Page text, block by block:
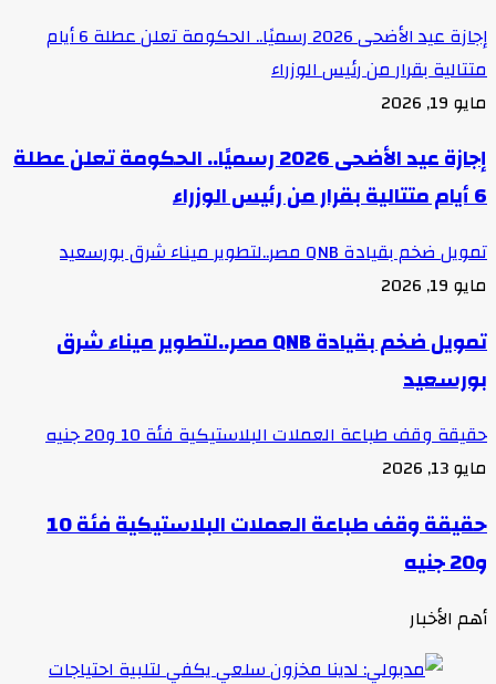
إجازة عيد الأضحى 2026 رسميًا.. الحكومة تعلن عطلة 6 أيام
متتالية بقرار من رئيس الوزراء
مايو 19, 2026
إجازة عيد الأضحى 2026 رسميًا.. الحكومة تعلن عطلة
6 أيام متتالية بقرار من رئيس الوزراء
تمويل ضخم بقيادة QNB مصر..لتطوير ميناء شرق بورسعيد
مايو 19, 2026
تمويل ضخم بقيادة QNB مصر..لتطوير ميناء شرق
بورسعيد
حقيقة وقف طباعة العملات البلاستيكية فئة 10 و20 جنيه
مايو 13, 2026
حقيقة وقف طباعة العملات البلاستيكية فئة 10
و20 جنيه
أهم الأخبار